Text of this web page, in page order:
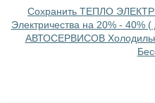
Сохранить ТЕПЛО
Электричества на 20% - 40%
АВТОСЕРВИСОВ